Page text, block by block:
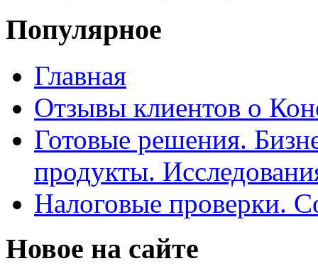
Популярное
Главная
Отзывы клиентов о
Готовые решения.
продукты.
Налоговые проверки.
Новое на сайте